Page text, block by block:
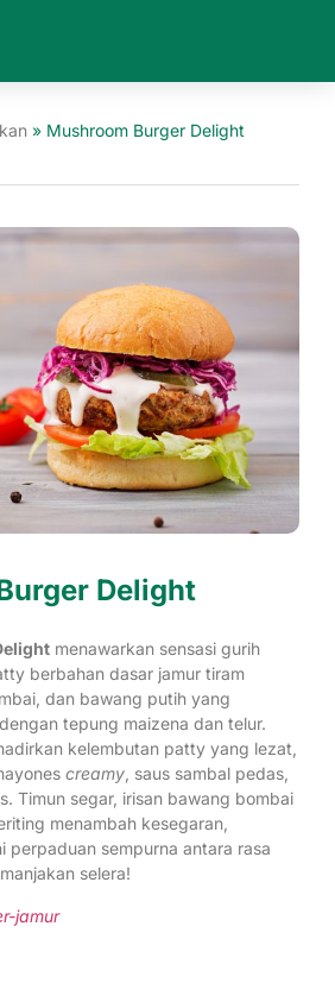
» Mushroom Burger Delight
Delight
menawarkan sensasi gurih
berbahan dasar jamur tiram
dan bawang putih yang
tepung maizena dan telur.
kelembutan patty yang lezat,
creamy , saus sambal pedas,
Timun segar, irisan bawang bombai
menambah kesegaran,
perpaduan sempurna antara rasa
selera!
jamur